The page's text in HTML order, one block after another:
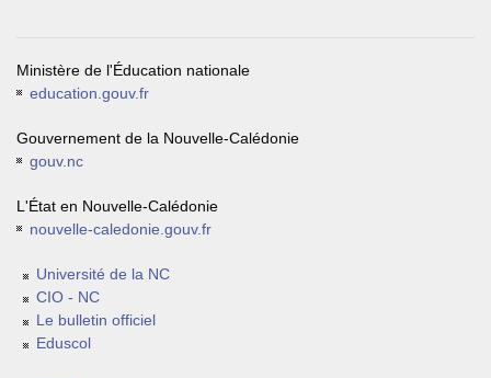
Ministère de l'Éducation nationale
education.gouv.fr
Gouvernement de la Nouvelle-Calédonie
gouv.nc
L'État en Nouvelle-Calédonie
nouvelle-caledonie.gouv.fr
Université de la NC
CIO - NC
Le bulletin officiel
Eduscol